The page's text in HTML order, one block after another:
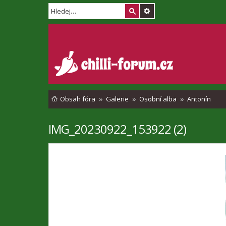
Obsah fóra Galerie Osobní alba Antonín
IMG_20230922_153922 (2)